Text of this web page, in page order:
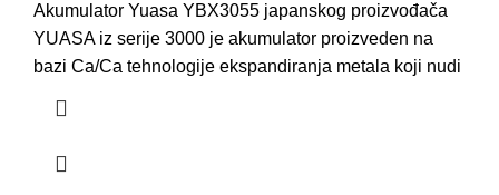
Akumulator Yuasa YBX3055 japanskog proizvođača
YUASA iz serije 3000 je akumulator proizveden na
bazi Ca/Ca tehnologije ekspandiranja metala koji nudi